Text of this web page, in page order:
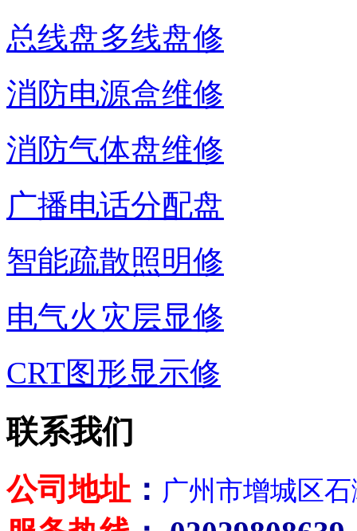
总线盘多线盘修
消防电源盒维修
消防气体盘维修
广播电话分配盘
智能疏散照明修
电气火灾层显修
CRT图形显示修
联系我们
公司地址 ： 广州市增城区